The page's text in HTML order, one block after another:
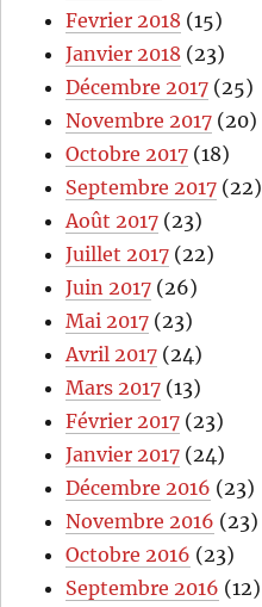
Fevrier 2018 (15)
Janvier 2018 (23)
Décembre 2017 (25)
Novembre 2017 (20)
Octobre 2017 (18)
Septembre 2017 (22)
Août 2017 (23)
Juillet 2017 (22)
Juin 2017 (26)
Mai 2017 (23)
Avril 2017 (24)
Mars 2017 (13)
Février 2017 (23)
Janvier 2017 (24)
Décembre 2016 (23)
Novembre 2016 (23)
Octobre 2016 (23)
Septembre 2016 (12)